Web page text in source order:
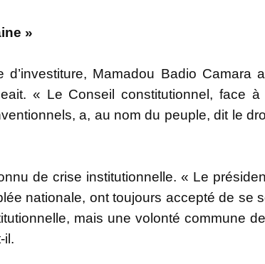
»
Mamadou Badio Camara
« Le Conseil constitutionnel, face
a, au nom du peuple, dit le
de crise institutionnelle. « Le
nationale, ont toujours accepté de se
mais une volonté commune
il.